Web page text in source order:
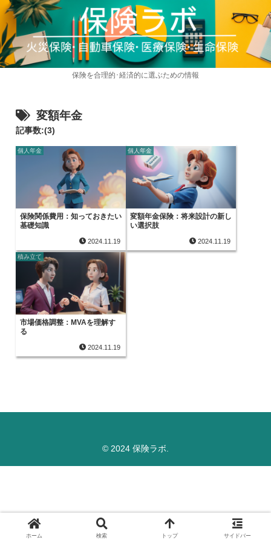
保険を合理的･経済的に選ぶための情報
変額年金
記事数:(3)
個人年金
保険関係費用：知っておきたい
基礎知識
2024.11.19
個人年金
変額年金保険：将来設計の新し
い選択肢
2024.11.19
積み立て
市場価格調整：MVAを理解す
る
2024.11.19
© 2024 保険ラボ.
ホーム 検索 トップ サイドバー